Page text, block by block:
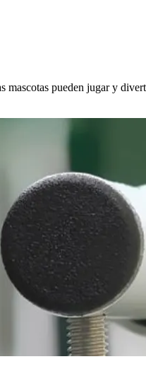
pueden jugar y